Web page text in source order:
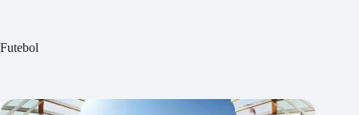
Futebol